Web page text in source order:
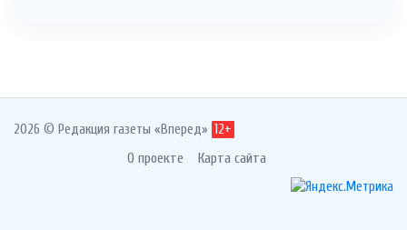
2026 © Редакция газеты «Вперед» 12+
О проекте Карта сайта